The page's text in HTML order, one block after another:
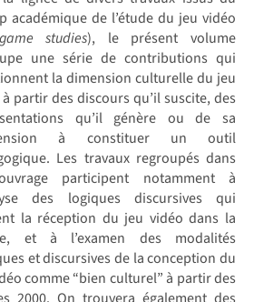
académique de l’étude du jeu vidéo
game studies), le présent volume
une série de contributions qui
la dimension culturelle du jeu
partir des discours qu’il suscite, des
qu’il génère ou de sa
à constituer un outil
Les travaux regroupés dans
participent notamment à
des logiques discursives qui
la réception du jeu vidéo dans la
et à l’examen des modalités
et discursives de la conception du
comme “bien culturel” à partir des